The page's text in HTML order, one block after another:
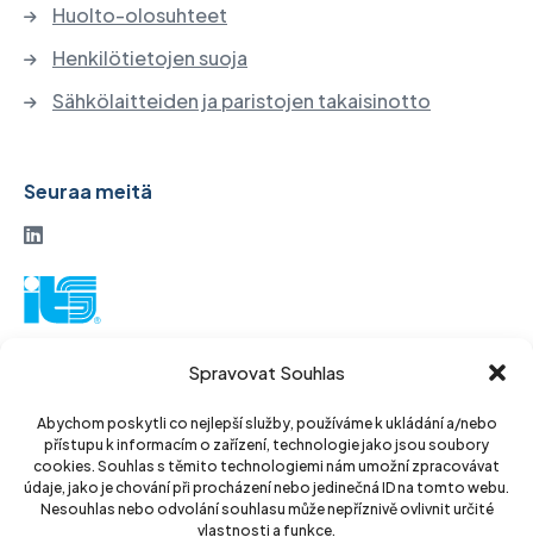
Spravovat Souhlas
Abychom poskytli co nejlepší služby, používáme k ukládání a/nebo
přístupu k informacím o zařízení, technologie jako jsou soubory
cookies. Souhlas s těmito technologiemi nám umožní zpracovávat
údaje, jako je chování při procházení nebo jedinečná ID na tomto webu.
Nesouhlas nebo odvolání souhlasu může nepříznivě ovlivnit určité
vlastnosti a funkce.
Huolto-olosuhteet
Henkilötietojen suoja
Sähkölaitteiden ja paristojen takaisinotto
Seuraa meitä
130 52 Praha 3
Tšekin tasavalta
ID: 14889811